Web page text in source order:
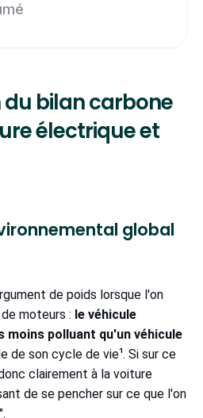
bilan carbone
électrique et
global
de poids lorsque l'on
moteurs : le véhicule
moins polluant qu'un véhicule
de son cycle de vie¹. Si sur ce
clairement à la voiture
de se pencher sur ce que l'on
".